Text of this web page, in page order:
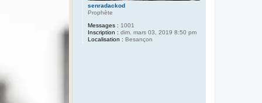
senradackod
Prophète
Messages : 1001
Inscription : dim. mars 03, 2019 8:50 pm
Localisation : Besançon